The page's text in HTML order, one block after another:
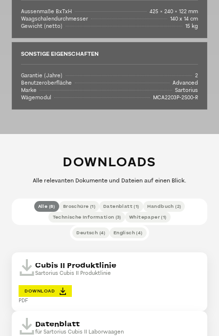
Aussenmaße BxTxH
425 × 240 × 122 mm
Waagschalendurchmesser
140 x 14 cm
Gewicht (netto)
15 kg
SONSTIGE EIGENSCHAFTEN
Garantie (Jahre)
2
Benutzeroberfläche
Advanced
Marke
Sartorius
Wägemodul
MCA2203P-2S00-R
DOWNLOADS
Alle relevanten Dokumente und Dateien auf einen Blick.
Alle (8) Broschüre (1) Datenblatt (1) Handbuch (2)
Technische Information (3) Whitepaper(1)
Deutsch (4) Englisch (4)
Cubis II Produktlinie
Sartorius Cubis II Produktlinie
DOWNLOAD
PDF
Datenblatt
für Sartorius Cubis II Laborwaagen